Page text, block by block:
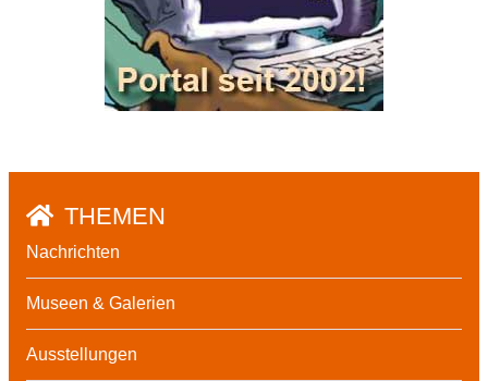
THEMEN
Nachrichten
Museen & Galerien
Ausstellungen